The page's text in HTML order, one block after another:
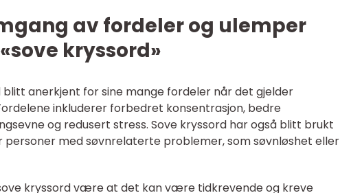
av fordeler og ulemper
kryssord»
blitt anerkjent for sine mange fordeler når det gjelder
inkluderer forbedret konsentrasjon, bedre
og redusert stress. Sove kryssord har også blitt brukt
med søvnrelaterte problemer, som søvnløshet eller
kryssord være at det kan være tidkrevende og kreve